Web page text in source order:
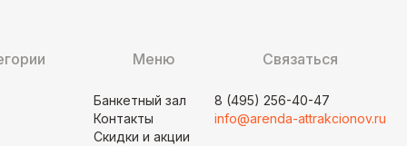
Меню
Банкетный зал
Контакты
Скидки и акции
Связаться
8 (495) 256-40-47
info@arenda-attrakcionov.ru